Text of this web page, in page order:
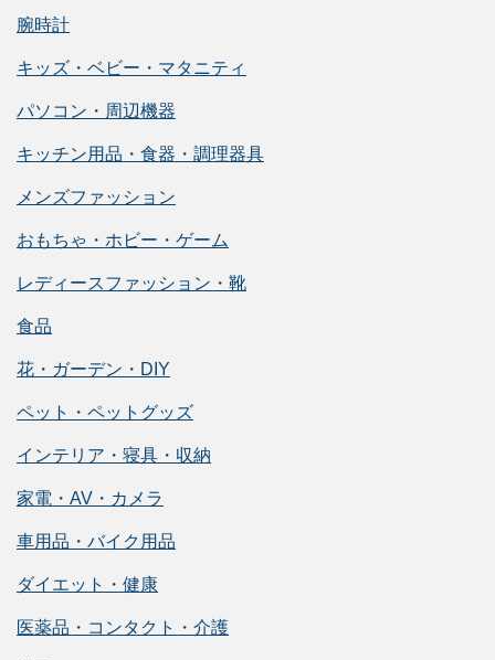
腕時計
キッズ・ベビー・マタニティ
パソコン・周辺機器
キッチン用品・食器・調理器具
メンズファッション
おもちゃ・ホビー・ゲーム
レディースファッション・靴
食品
花・ガーデン・DIY
ペット・ペットグッズ
インテリア・寝具・収納
家電・AV・カメラ
車用品・バイク用品
ダイエット・健康
医薬品・コンタクト・介護